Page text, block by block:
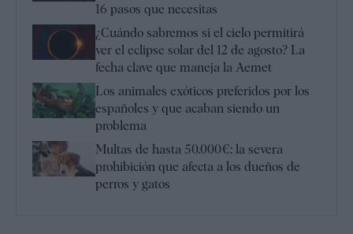
16 pasos que necesitas
¿Cuándo sabremos si el cielo permitirá
ver el eclipse solar del 12 de agosto? La
fecha clave que maneja la Aemet
Los animales exóticos preferidos por los
españoles y que acaban siendo un
problema
Multas de hasta 50.000€: la severa
prohibición que afecta a los dueños de
perros y gatos